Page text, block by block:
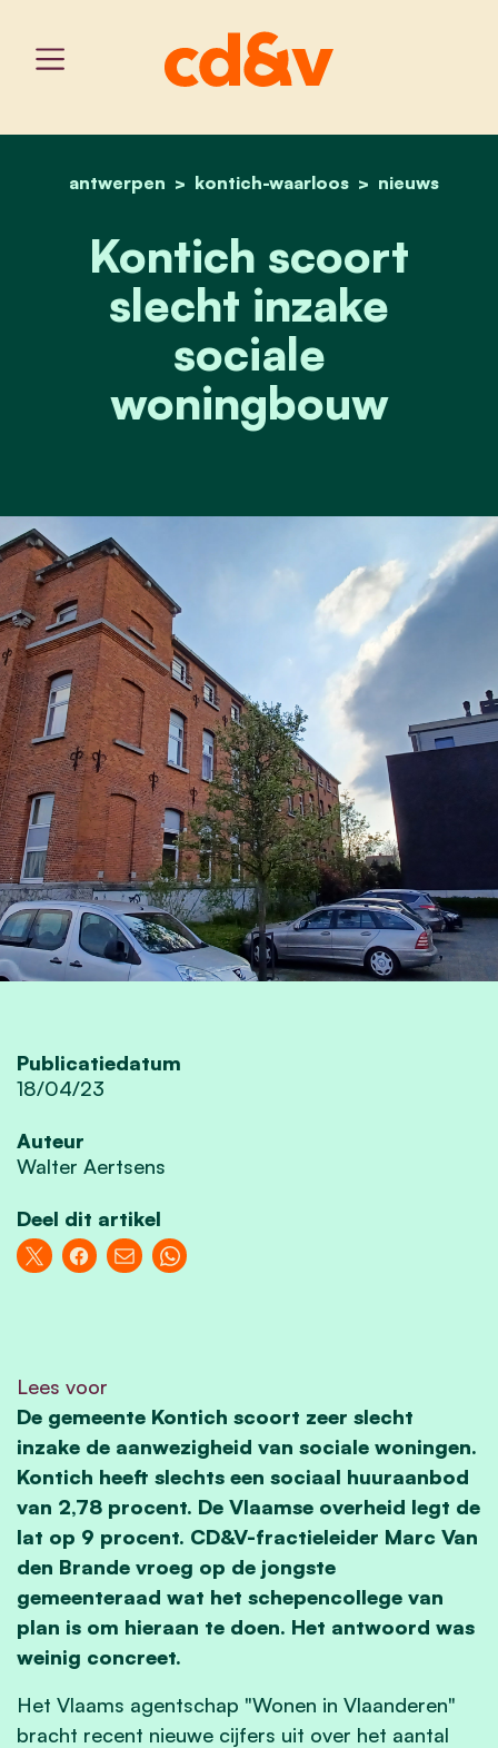
home
antwerpen kontich-waarloos nieuws
kontich scoort slecht
Kontich scoort
slecht inzake
sociale
woningbouw
Publicatiedatum
18/04/23
Auteur
Walter Aertsens
Deel dit artikel
Lees voor
De gemeente Kontich scoort zeer slecht
inzake de aanwezigheid van sociale woningen.
Kontich heeft slechts een sociaal huuraanbod
van 2,78 procent. De Vlaamse overheid legt de
lat op 9 procent. CD&V-fractieleider Marc Van
den Brande vroeg op de jongste
gemeenteraad wat het schepencollege van
plan is om hieraan te doen. Het antwoord was
weinig concreet.
Het Vlaams agentschap "Wonen in Vlaanderen"
bracht recent nieuwe cijfers uit over het aantal